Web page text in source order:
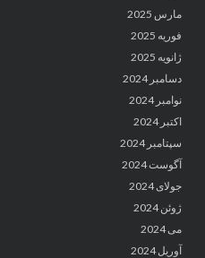
مارس 2025
فوریه 2025
ژانویه 2025
دسامبر 2024
نوامبر 2024
اکتبر 2024
سپتامبر 2024
آگوست 2024
جولای 2024
ژوئن 2024
می 2024
آوریل 2024